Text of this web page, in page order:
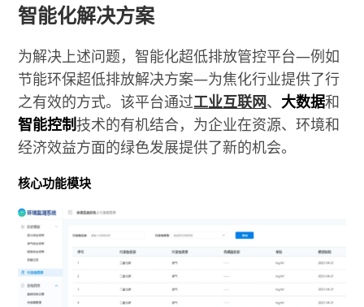
智能化解决方案
为解决上述问题，智能化超低排放管控平台—例如
节能环保超低排放解决方案—为焦化行业提供了行
之有效的方式。该平台通过工业互联网、 大数据和
智能控制技术的有机结合，为企业在资源、环境和
经济效益方面的绿色发展提供了新的机会。
核心功能模块